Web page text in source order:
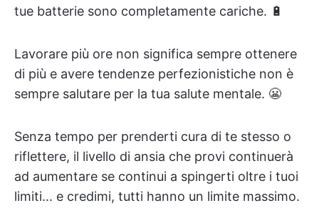
tue batterie sono completamente cariche. 🔋
Lavorare più ore non significa sempre ottenere
di più e avere tendenze perfezionistiche non è
sempre salutare per la tua salute mentale. 😬
Senza tempo per prenderti cura di te stesso o
riflettere, il livello di ansia che provi continuerà
ad aumentare se continui a spingerti oltre i tuoi
limiti... e credimi, tutti hanno un limite massimo.